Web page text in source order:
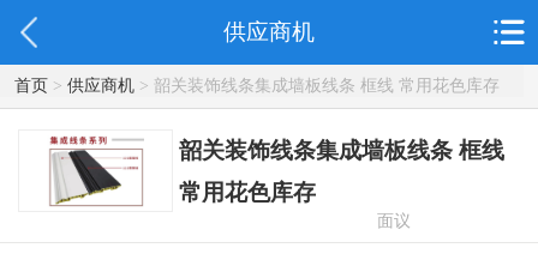
供应商机
首页> 供应商机> 韶关装饰线条集成墙板线条 框线 常用花色库存
韶关装饰线条集成墙板线条 框线
常用花色库存
面议